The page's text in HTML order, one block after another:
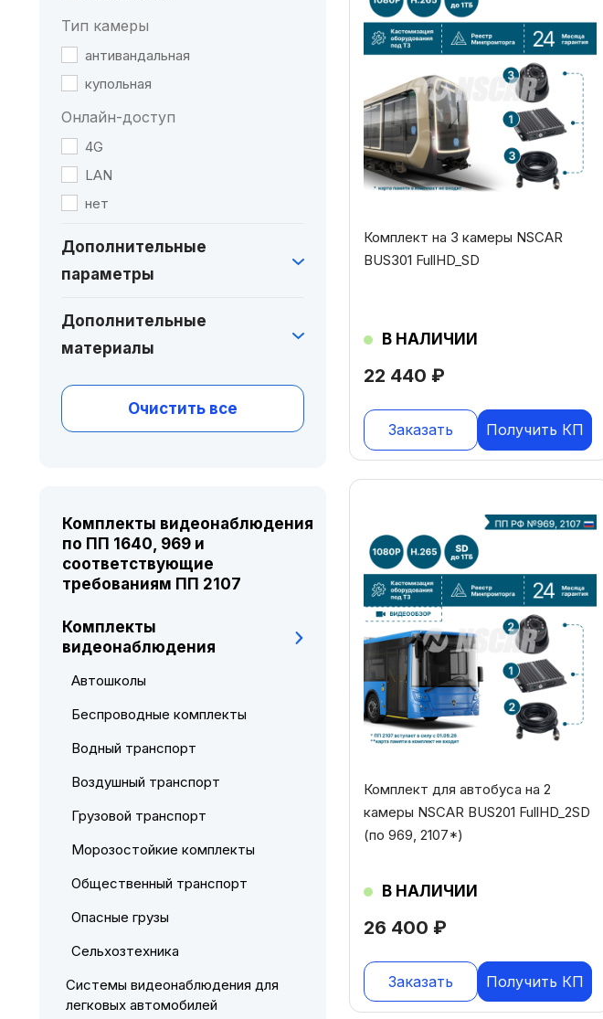
22 440 ₽
Комплект на 3 камеры NSCAR
BUS301 FullHD_SD
В НАЛИЧИИ
Заказать Получить КП
26 400 ₽
Комплект для автобуса на 2
камеры NSCAR BUS201 FullHD_2SD
(по 969, 2107*)
В НАЛИЧИИ
Заказать Получить КП
Тип камеры
антивандальная
купольная
Онлайн-доступ
4G
LAN
нет
Дополнительные
параметры
Дополнительные
материалы
Очистить все
Комплекты видеонаблюдения
по ПП 1640, 969 и
соответствующие
требованиям ПП 2107
Комплекты
видеонаблюдения
Автошколы
Беспроводные комплекты
Водный транспорт
Воздушный транспорт
Грузовой транспорт
Морозостойкие комплекты
Общественный транспорт
Опасные грузы
Сельхозтехника
Системы видеонаблюдения для
легковых автомобилей